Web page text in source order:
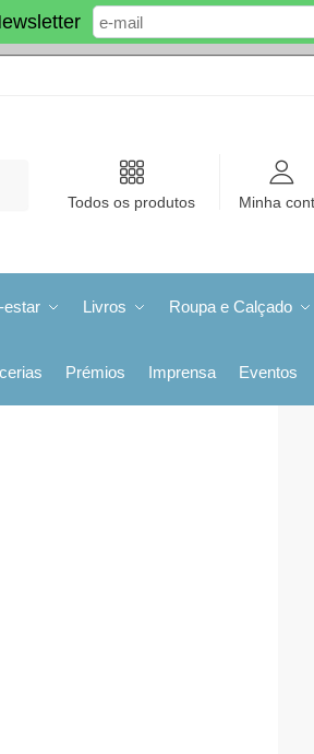
Todos os produtos Minha
estar Livros Roupa e Calçado
Prémios Imprensa Eventos